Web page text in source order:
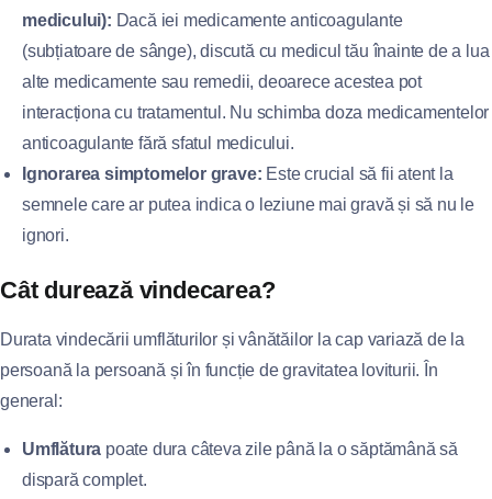
medicului): Dacă iei medicamente anticoagulante
(subțiatoare de sânge), discută cu medicul tău înainte de a lua
alte medicamente sau remedii, deoarece acestea pot
interacționa cu tratamentul. Nu schimba doza medicamentelor
anticoagulante fără sfatul medicului.
Ignorarea simptomelor grave: Este crucial să fii atent la
semnele care ar putea indica o leziune mai gravă și să nu le
ignori.
Cât durează vindecarea?
Durata vindecării umflăturilor și vânătăilor la cap variază de la
persoană la persoană și în funcție de gravitatea loviturii. În
general:
Umflătura poate dura câteva zile până la o săptămână să
dispară complet.